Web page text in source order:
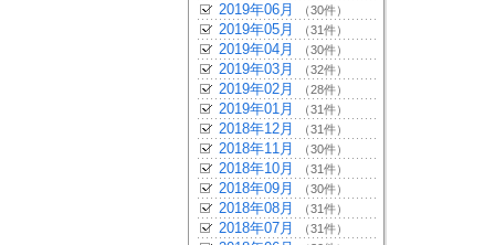
2019年06月 （30件）
2019年05月 （31件）
2019年04月 （30件）
2019年03月 （32件）
2019年02月 （28件）
2019年01月 （31件）
2018年12月 （31件）
2018年11月 （30件）
2018年10月 （31件）
2018年09月 （30件）
2018年08月 （31件）
2018年07月 （31件）